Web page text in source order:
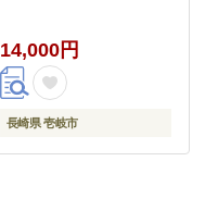
14,000円
長崎県 壱岐市